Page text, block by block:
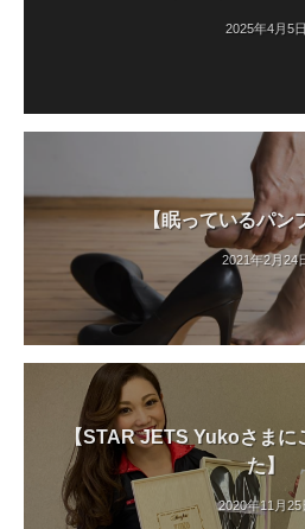
2025年4月5日
【眠っているパン
2021年2月24
【STAR JETS Yukoさま
た】
2020年11月25